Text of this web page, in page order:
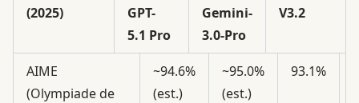
(2025)
GPT-
5.1 Pro
Gemini-
3.0-Pro
V3.2
AIME
(Olympiade de
~94.6%
(est.)
~95.0%
(est.)
93.1%